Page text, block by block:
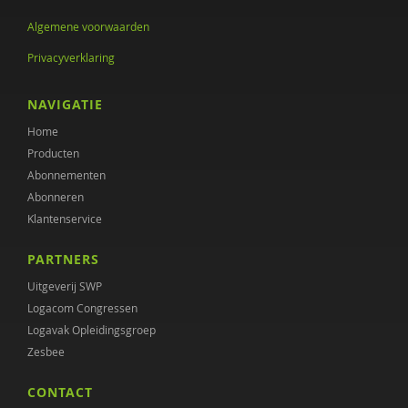
Erik Kerssies
Juul Koene
Gijs Kok
Joyce Lamerichs
Leonie le Sage
Marianne van de Linde
Rick van der Meer
Margot Metz
Rosalie Metze
Tine Molendijk
Algemene voorwaarden
Privacyverklaring
NAVIGATIE
Home
Producten
Abonnementen
Abonneren
Klantenservice
PARTNERS
Uitgeverij SWP
Logacom Congressen
Logavak Opleidingsgroep
Zesbee
CONTACT